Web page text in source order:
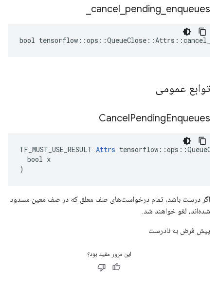
cancel pending enqueues
bool
توابع عمومی
CancelPendingEnqueues
TF_MUST_USE_RESULT Attrs
  bool x
)
اگر درست باشد، تمام درخواست‌های صف معلق که در صف معین مسدود
شده‌اند، لغو خواهند شد.
پیش فرض به نادرست
این مرور مفید بود؟